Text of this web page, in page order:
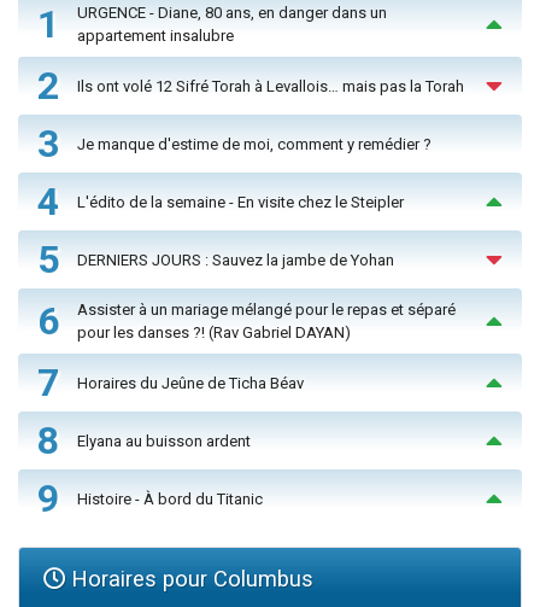
1
URGENCE - Diane, 80 ans, en danger dans un
appartement insalubre
2 Ils ont volé 12 Sifré Torah à Levallois… mais pas la Torah
3 Je manque d'estime de moi, comment y remédier ?
4 L'édito de la semaine - En visite chez le Steipler
5 DERNIERS JOURS : Sauvez la jambe de Yohan
6
Assister à un mariage mélangé pour le repas et séparé
pour les danses ?! (Rav Gabriel DAYAN)
7 Horaires du Jeûne de Ticha Béav
8 Elyana au buisson ardent
9 Histoire - À bord du Titanic
Horaires pour Columbus